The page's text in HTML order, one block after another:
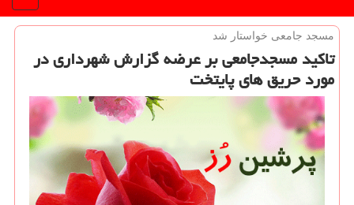
مسجد جامعی خواستار شد
تاكید مسجدجامعی بر عرضه گزارش شهرداری در
مورد حریق های پایتخت